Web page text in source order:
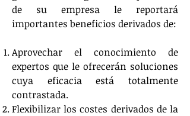
de su empresa le reportará
importantes beneficios derivados de:
Aprovechar el conocimiento de
expertos que le ofrecerán soluciones
cuya eficacia está totalmente
contrastada.
Flexibilizar los costes derivados de la